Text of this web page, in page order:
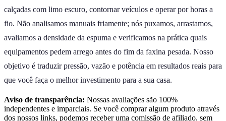
calçadas com limo escuro, contornar veículos e operar por horas a
fio. Não analisamos manuais friamente; nós puxamos, arrastamos,
avaliamos a densidade da espuma e verificamos na prática quais
equipamentos pedem arrego antes do fim da faxina pesada. Nosso
objetivo é traduzir pressão, vazão e potência em resultados reais para
que você faça o melhor investimento para a sua casa.
Aviso de transparência: Nossas avaliações são 100%
independentes e imparciais. Se você comprar algum produto através
dos nossos links, podemos receber uma comissão de afiliado, sem